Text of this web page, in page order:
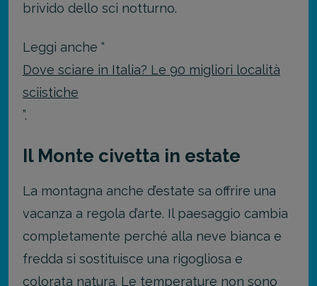
brivido dello sci notturno.
Leggi anche “
Dove sciare in Italia? Le 90 migliori località
sciistiche
”.
Il Monte civetta in estate
La montagna anche d’estate sa offrire una
vacanza a regola d’arte. Il paesaggio cambia
completamente perché alla neve bianca e
fredda si sostituisce una rigogliosa e
colorata natura. Le temperature non sono